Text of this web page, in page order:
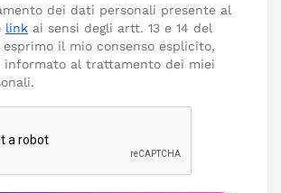
dei dati personali presente al
link ai sensi degli artt. 13 e 14 del
esprimo il mio consenso esplicito,
informato al trattamento dei miei